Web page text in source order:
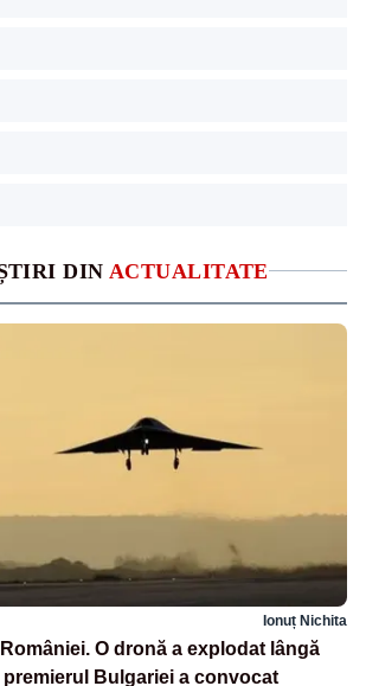
DIN ACTUALITATE
Ionuț Nichita
O dronă a explodat lângă
Bulgariei a convocat